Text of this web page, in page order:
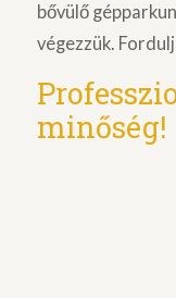
bővülő
végezzük.
minőség!